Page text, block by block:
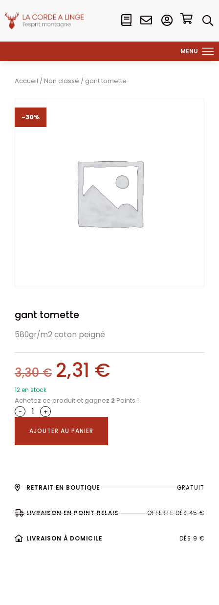
Accueil / Non classé / gant tomette
-30%
gant tomette
580gr/m2 coton peigné
3,30€ 2,31 €
12 en stock
Achetez ce produit et gagnez 2 Points !
-
+
AJOUTER AU PANIER
RETRAIT EN BOUTIQUE GRATUIT
LIVRAISON EN POINT RELAIS OFFERTE DÈS 45 €
LIVRAISON À DOMICILE DÈS 9 €